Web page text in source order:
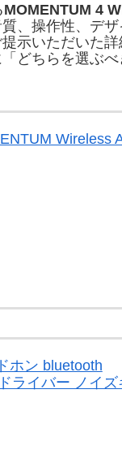
MOMENTUM 4
、操作性、デザ
示いただいた
どちらを選ぶ
Wireless
ホン bluetooth
ライバー ノイズ